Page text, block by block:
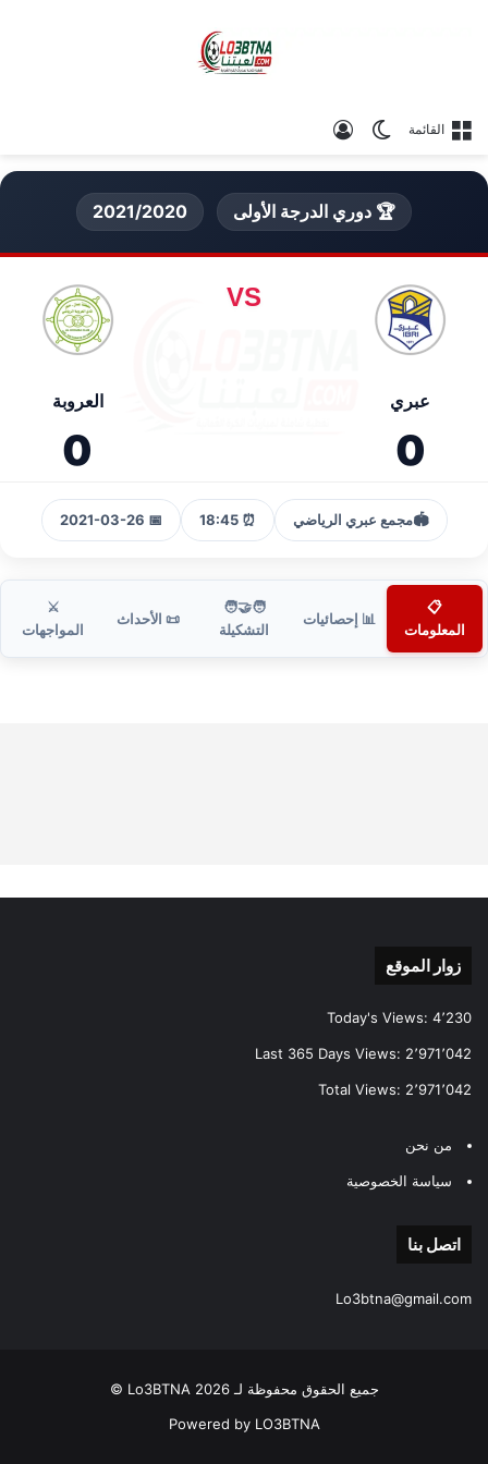
القائمة الوضع المظلم
🏆 دوري الدرجة الأولى 2021/2020
عبري
0
VS
العروبة
0
🏟️مجمع عبري الرياضي ⏰ 18:45
📅 2021-03-26
📋
المعلومات
📊 إحصائيات
🧑‍🤝‍🧑
التشكيلة
📜 الأحداث
⚔️
المواجهات
زوار الموقع
Today's Views: 4٬230
Last 365 Days Views: 2٬971٬042
Total Views: 2٬971٬042
من نحن
سياسة الخصوصية
اتصل بنا
Lo3btna@gmail.com
جميع الحقوق محفوظة لـ Lo3BTNA 2026 ©
Powered by LO3BTNA